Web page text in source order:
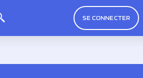
SE CONNECTER